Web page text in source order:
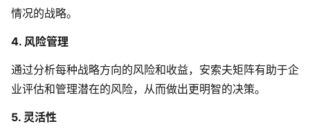
客户案例
用boardmix提升团队协作效率
情况的战略。
4. 风险管理
通过分析每种战略方向的风险和收益，安索夫矩阵有助于企
业评估和管理潜在的风险，从而做出更明智的决策。
5. 灵活性